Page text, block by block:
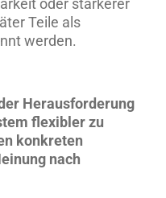
oder stärkerer
Teile als
werden.
Herausforderung
flexibler zu
konkreten
nach